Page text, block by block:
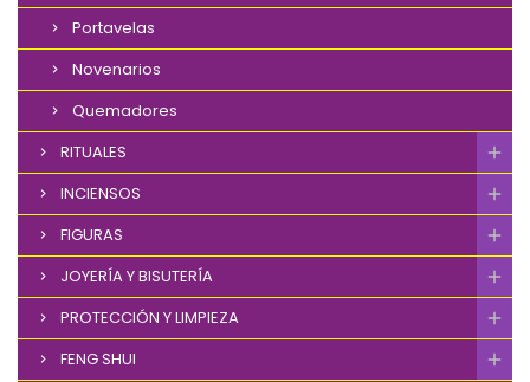
Portavelas
Novenarios
Quemadores
RITUALES
INCIENSOS
FIGURAS
JOYERÍA Y BISUTERÍA
PROTECCIÓN Y LIMPIEZA
FENG SHUI